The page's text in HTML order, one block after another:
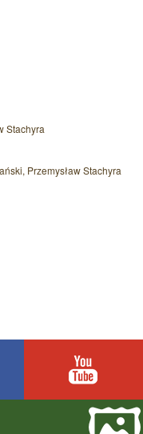
Stachyra
Przemysław Stachyra